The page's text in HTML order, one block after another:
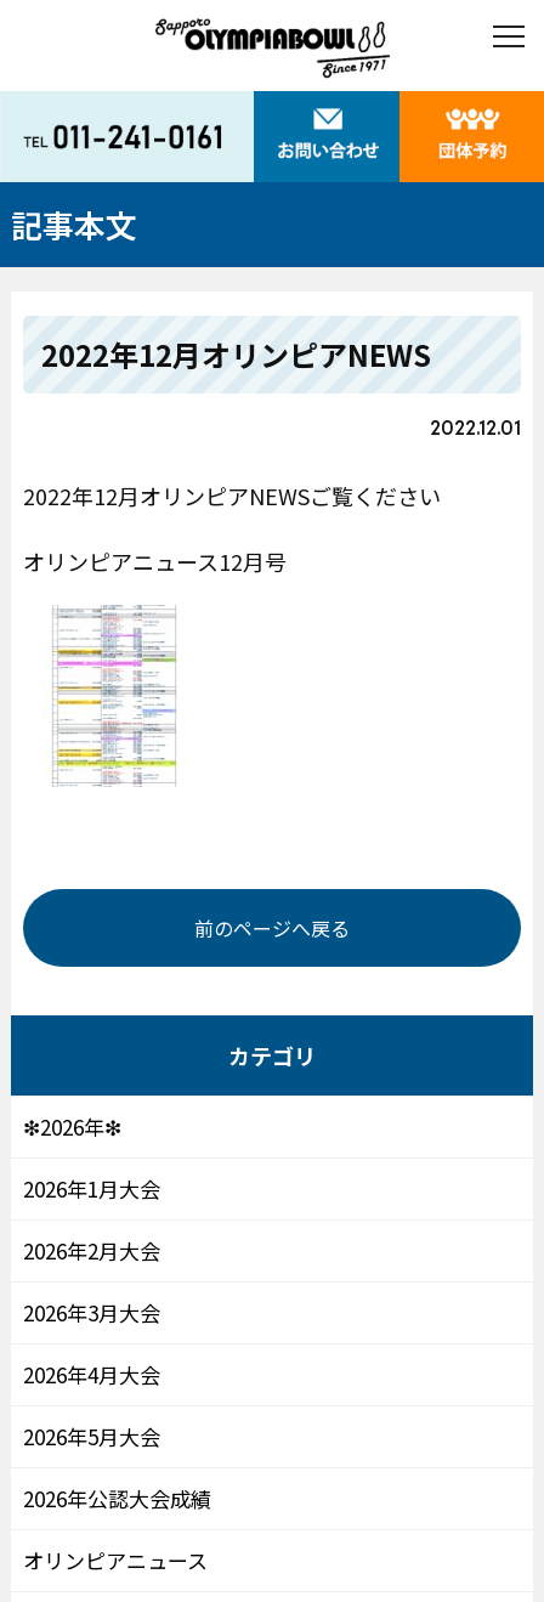
記事本文
2022年12月オリンピアNEWS
2022.12.01
2022年12月オリンピアNEWSご覧ください
オリンピアニュース12月号
前のページへ戻る
カテゴリ
❇2026年❇
2026年1月大会
2026年2月大会
2026年3月大会
2026年4月大会
2026年5月大会
2026年公認大会成績
オリンピアニュース